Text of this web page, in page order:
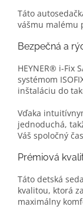
Táto
vášmu malému
Bezpečná a
HEYNER® i-Fix
systémom
inštaláciu do
Vďaka
jednoduchá,
Váš spoločný
Prémiová
Táto detská
kvalitou, ktorá
maximálny